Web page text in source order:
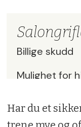
Billige skudd
Mulighet for
Tilnærmet
Har du et